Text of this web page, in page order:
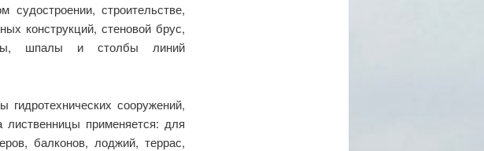
судостроении, строительстве,
конструкций, стеновой брус,
шпалы и столбы линий
сооружений,
лиственницы применяется: для
балконов, лоджий, террас,